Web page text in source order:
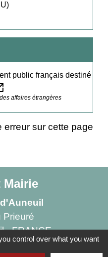
public français destiné
affaires étrangères
erreur sur cette page
Mairie
Prieuré
- FRANCE
70 23
control over what you want